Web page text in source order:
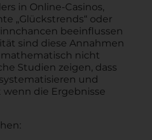
in Online‑Casinos,
„Glückstrends“ oder
beeinflussen
sind diese Annahmen
nicht
Studien zeigen, dass
und
wenn die Ergebnisse